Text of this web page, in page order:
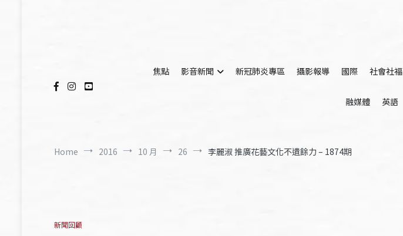
焦點
影音新聞 新冠肺炎專區 攝影報導 國際 社會社福
融媒體 英語
Home 2016 10 月 26 李麗淑 推廣花藝文化不遺餘力 – 1874期
新聞回顧